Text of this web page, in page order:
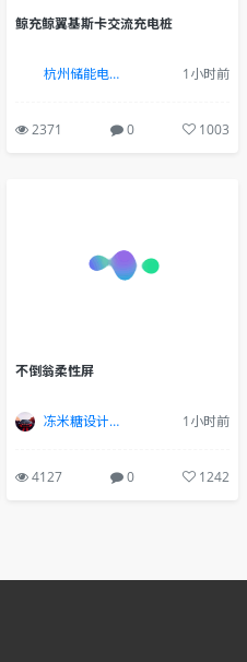
鲸充鲸翼基斯卡交流充电桩
杭州储能电力新能源行业设计(13884473079vx同上) 1小时前
2371 0 1003
不倒翁柔性屏
冻米糖设计工作室 1小时前
4127 0 1242